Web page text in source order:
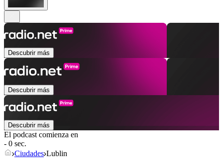
Descubrir más
Descubrir más
Descubrir más
El podcast comienza en
- 0 sec.
Ciudades Lublin